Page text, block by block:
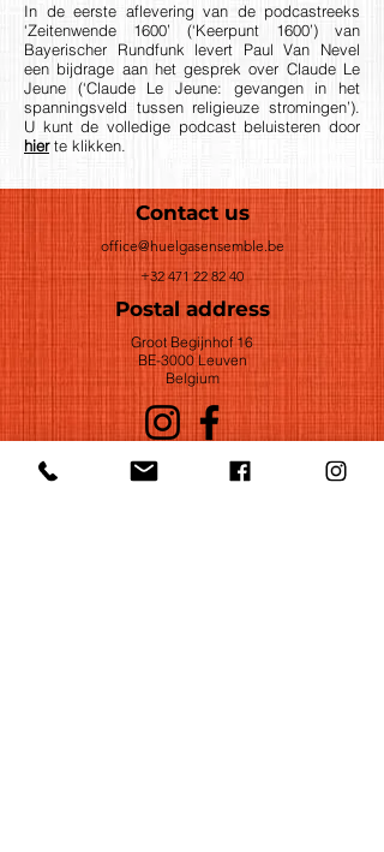
In de eerste aflevering van de podcastreeks
‘Zeitenwende 1600’ (‘Keerpunt 1600’) van
Bayerischer Rundfunk levert Paul Van Nevel
een bijdrage aan het gesprek over Claude Le
Jeune (‘Claude Le Jeune: gevangen in het
spanningsveld tussen religieuze stromingen’).
U kunt de volledige podcast beluisteren door
hierte klikken.
Contact us
office@huelgasensemble.be
+32 471 22 82 40
Postal address
Groot Begijnhof 16
BE-3000 Leuven
Belgium
©2022 by Huelgas Ensemble